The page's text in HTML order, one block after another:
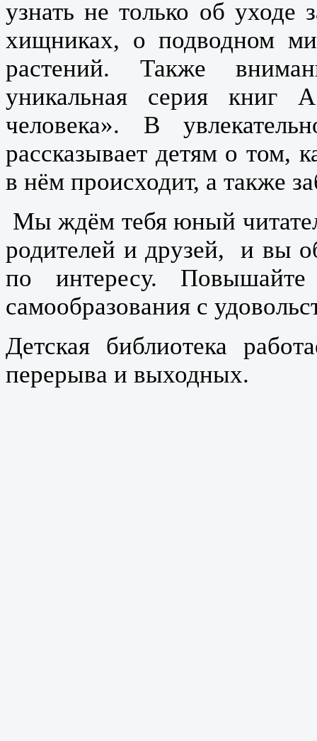
узнать не только об
хищниках, о подводном
растений. Также
уникальная серия книг
человека». В
рассказывает детям о том,
в нём происходит, а также
Мы ждём тебя юный
родителей и друзей, и вы
по интересу.
самообразования с
Детская библиотека
перерыва и выходных.